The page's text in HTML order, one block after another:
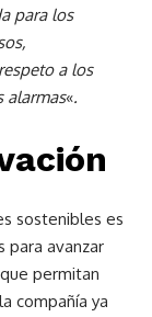
para los
a los
alarmas«.
sostenibles es
para avanzar
permitan
compañía ya